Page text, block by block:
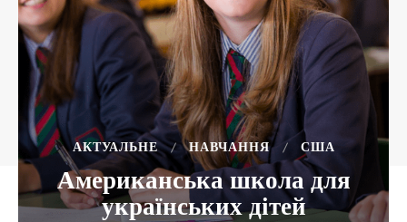
АКТУАЛЬНЕ НАВЧАННЯ США
Американська школа для
українських дітей